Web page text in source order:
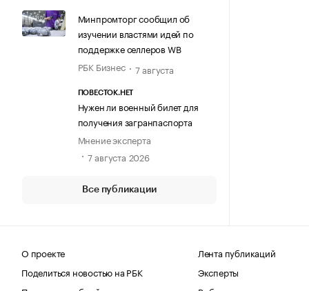
Минпромторг сообщил об
изучении властями идей по
поддержке селлеров WB
РБК Бизнес
7 августа
ПОВЕСТОК.НЕТ
Нужен ли военный билет для
получения загранпаспорта
Мнение эксперта
7 августа 2026
Все публикации
О проекте
Поделиться новостью на РБК
Лента публикаций
Эксперты